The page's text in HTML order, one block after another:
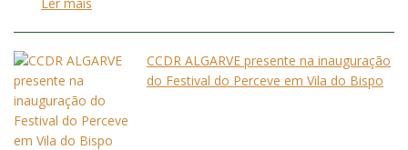
CCDR ALGARVE presente na inauguração
do Festival do Perceve em Vila do Bispo